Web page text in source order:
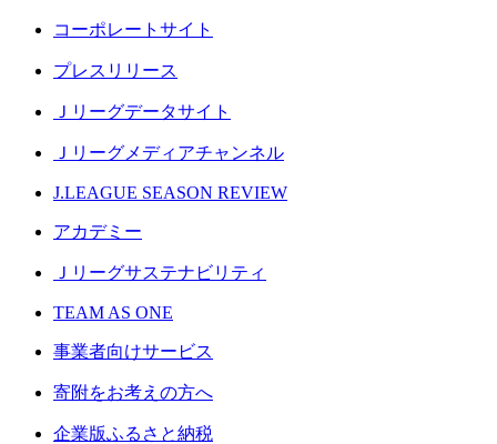
コーポレートサイト
プレスリリース
Ｊリーグデータサイト
Ｊリーグメディアチャンネル
J.LEAGUE SEASON REVIEW
アカデミー
Ｊリーグサステナビリティ
TEAM AS ONE
事業者向けサービス
寄附をお考えの方へ
企業版ふるさと納税